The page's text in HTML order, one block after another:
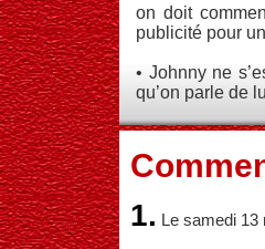
on doit
publicité pour
• Johnny ne
qu’on parle de
1. Le samedi 13